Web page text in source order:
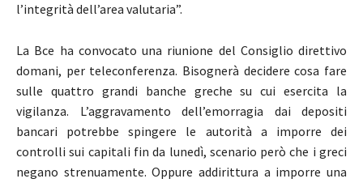
l’integrità dell’area valutaria”.
La Bce ha convocato una riunione del Consiglio direttivo
domani, per teleconferenza. Bisognerà decidere cosa fare
sulle quattro grandi banche greche su cui esercita la
vigilanza. L’aggravamento dell’emorragia dai depositi
bancari potrebbe spingere le autorità a imporre dei
controlli sui capitali fin da lunedì, scenario però che i greci
negano strenuamente. Oppure addirittura a imporre una